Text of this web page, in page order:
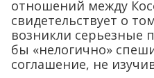
отношений между
свидетельствует о
возникли серьезные
бы «нелогично»
соглашение, не